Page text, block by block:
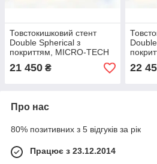
Товстокишковий стент
Double Spherical з
покриттям, MICRO-TECH
21 450 ₴ 22
Про нас
80% позитивних з 5 відгуків за рік
Працює з 23.12.2014